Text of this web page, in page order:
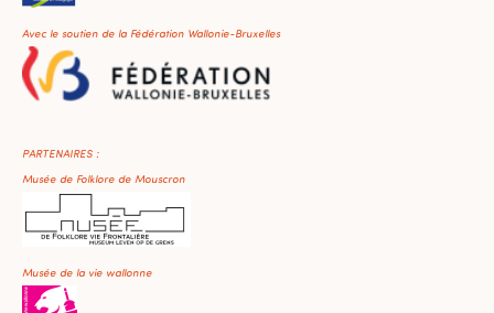
Avec le soutien de la Fédération Wallonie-Bruxelles
PARTENAIRES :
Musée de Folklore de Mouscron
Musée de la vie wallonne